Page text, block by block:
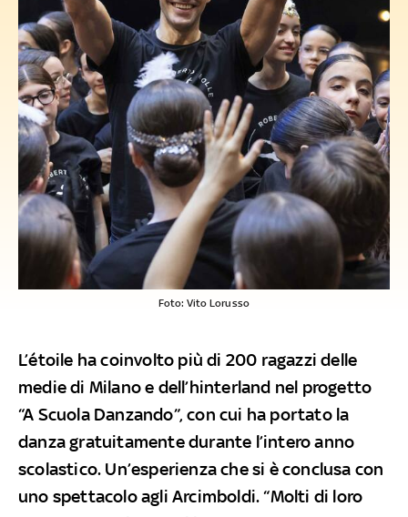
Foto: Vito Lorusso
L’étoile ha coinvolto più di 200 ragazzi delle
medie di Milano e dell’hinterland nel progetto
“A Scuola Danzando”, con cui ha portato la
danza gratuitamente durante l’intero anno
scolastico. Un’esperienza che si è conclusa con
uno spettacolo agli Arcimboldi. “Molti di loro